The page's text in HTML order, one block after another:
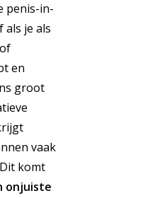
penis-in-
als je als
en
groot
vaak
komt
onjuiste